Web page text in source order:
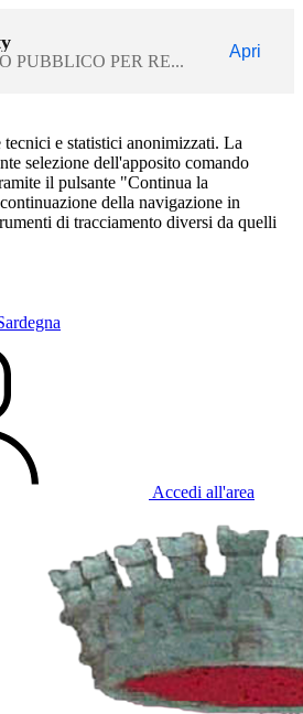
PUBBLICO PER RE...
Apri
e statistici anonimizzati. La
selezione dell'apposito comando
il pulsante "Continua la
della navigazione in
di tracciamento diversi da quelli
Accedi all'area